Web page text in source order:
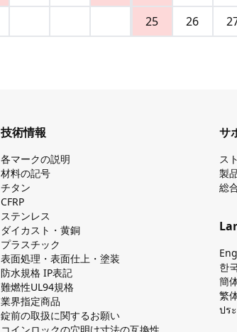
25
26
技術情報
各マークの説明
材料の記号
チタン
CFRP
ステンレス
ダイカスト・⻩銅
プラスチック
表面処理・表面仕上・塗装
防⽔規格 IP表記
難燃性UL94規格
業界指定商品
錠前の取扱に関するお願い
サ
ス
製
総
한
簡
繁
ปร